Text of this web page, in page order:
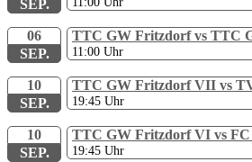
SEP.
06
SEP.
TTC GW Fritzdorf vs TTC
11:00 Uhr
10
SEP.
TTC GW Fritzdorf VII vs
19:45 Uhr
10
SEP.
TTC GW Fritzdorf VI vs
19:45 Uhr